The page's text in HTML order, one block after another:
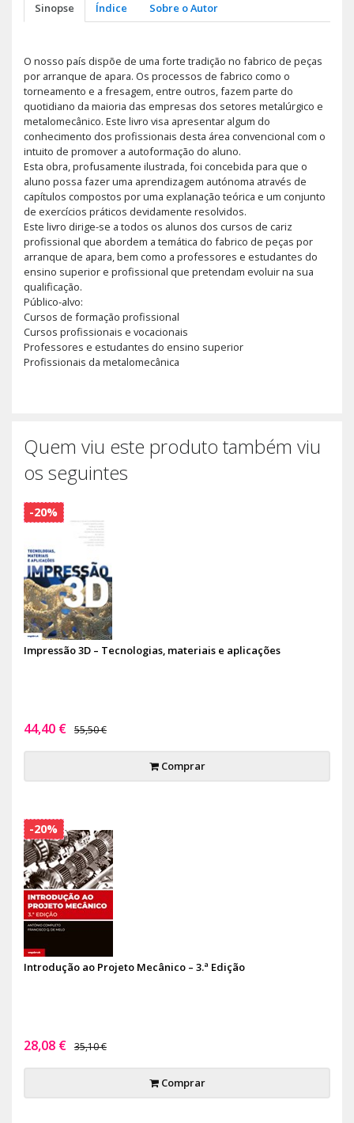
Sinopse Índice Sobre o Autor
O nosso país dispõe de uma forte tradição no fabrico de peças
por arranque de apara. Os processos de fabrico como o
torneamento e a fresagem, entre outros, fazem parte do
quotidiano da maioria das empresas dos setores metalúrgico e
metalomecânico. Este livro visa apresentar algum do
conhecimento dos profissionais desta área convencional com o
intuito de promover a autoformação do aluno.
Esta obra, profusamente ilustrada, foi concebida para que o
aluno possa fazer uma aprendizagem autónoma através de
capítulos compostos por uma explanação teórica e um conjunto
de exercícios práticos devidamente resolvidos.
Este livro dirige-se a todos os alunos dos cursos de cariz
profissional que abordem a temática do fabrico de peças por
arranque de apara, bem como a professores e estudantes do
ensino superior e profissional que pretendam evoluir na sua
qualificação.
Público-alvo:
Cursos de formação profissional
Cursos profissionais e vocacionais
Professores e estudantes do ensino superior
Profissionais da metalomecânica
Quem viu este produto também viu
os seguintes
Impressão 3D – Tecnologias, materiais e aplicações
44,40 € 55,50 €
Comprar
-20%
Introdução ao Projeto Mecânico – 3.ª Edição
28,08 € 35,10 €
Comprar
-20%